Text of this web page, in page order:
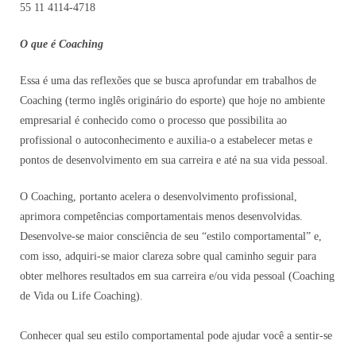
55 11 4114-4718
O que é Coaching
Essa é uma das reflexões que se busca aprofundar em trabalhos de
Coaching (termo inglês originário do esporte) que hoje no ambiente
empresarial é conhecido como o processo que possibilita ao
profissional o autoconhecimento e auxilia-o a estabelecer metas e
pontos de desenvolvimento em sua carreira e até na sua vida pessoal.
O Coaching, portanto acelera o desenvolvimento profissional,
aprimora competências comportamentais menos desenvolvidas.
Desenvolve-se maior consciência de seu “estilo comportamental” e,
com isso, adquiri-se maior clareza sobre qual caminho seguir para
obter melhores resultados em sua carreira e/ou vida pessoal (Coaching
de Vida ou Life Coaching).
Conhecer qual seu estilo comportamental pode ajudar você a sentir-se